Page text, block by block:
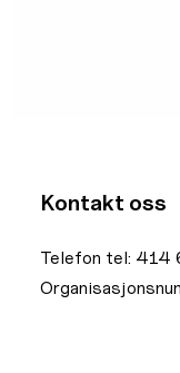
Kontakt oss
Telefon tel: 414